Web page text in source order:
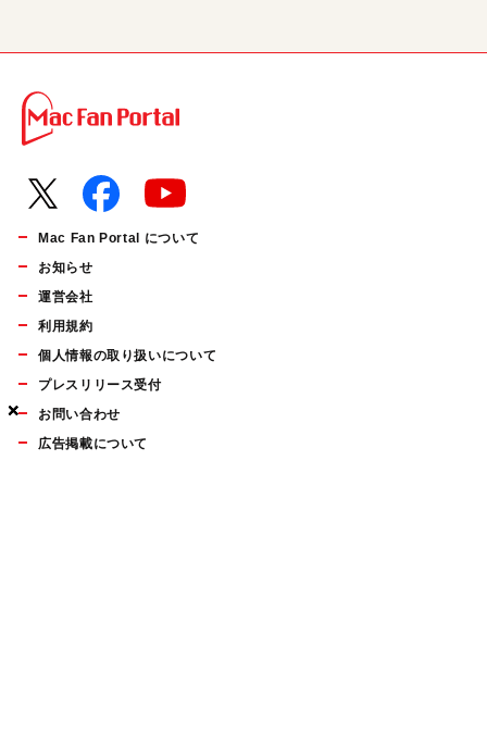
×
×
×
Mac Fan Portal について
お知らせ
運営会社
利用規約
個人情報の取り扱いについて
プレスリリース受付
お問い合わせ
広告掲載について